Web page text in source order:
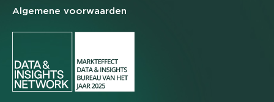
Algemene voorwaarden